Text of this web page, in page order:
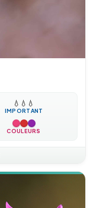
💧 💧 💧
IMPORTANT
COULEURS